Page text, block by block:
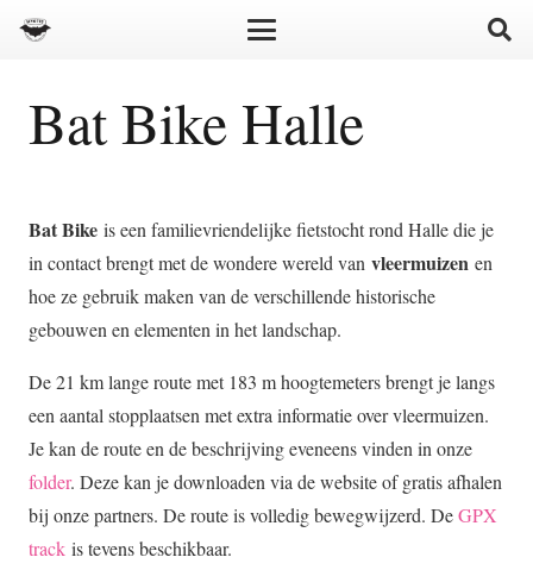
Bat Bike Halle
Bat Bike is een familievriendelijke fietstocht rond Halle die je
in contact brengt met de wondere wereld van vleermuizen en
hoe ze gebruik maken van de verschillende historische
gebouwen en elementen in het landschap.
De 21 km lange route met 183 m hoogtemeters brengt je langs
een aantal stopplaatsen met extra informatie over vleermuizen.
Je kan de route en de beschrijving eveneens vinden in onze
folder. Deze kan je downloaden via de website of gratis afhalen
bij onze partners. De route is volledig bewegwijzerd. DeGPX
track is tevens beschikbaar.